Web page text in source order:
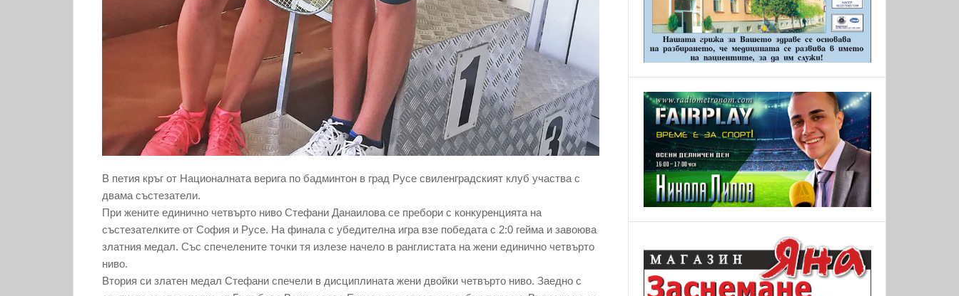
В петия кръг от Националната верига по бадминтон в град Русе свиленградският клуб участва с
двама състезатели.
При жените единично четвърто ниво Стефани Данаилова се пребори с конкуренцията на
състезателките от София и Русе. На финала с убедителна игра взе победата с 2:0 гейма и завоюва
златния медал. Със спечелените точки тя излезе начело в ранглистата на жени единично четвърто
ниво.
Втория си златен медал Стефани спечели в дисциплината жени двойки четвърто ниво. Заедно с